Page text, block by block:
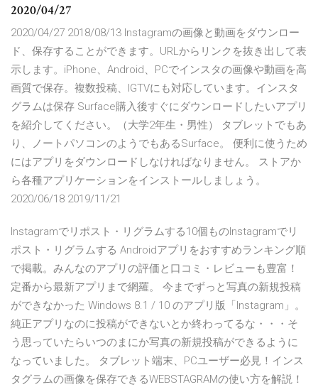
2020/04/27
2020/04/27 2018/08/13 Instagramの画像と動画をダウンロー
ド、保存することができます。URLからリンクを抜き出して表
示します。iPhone、Android、PCでインスタの画像や動画を高
画質で保存。複数投稿、IGTVにも対応しています。インスタ
グラムは保存 Surface購入後すぐにダウンロードしたいアプリ
を紹介してください。（大学2年生・男性） タブレットでもあ
り、ノートパソコンのようでもあるSurface。 便利に使うため
にはアプリをダウンロードしなければなりません。 ストアか
ら各種アプリケーションをインストールしましょう。
2020/06/18 2019/11/21
Instagramでリポスト・リグラムする10個ものInstagramでリ
ポスト・リグラムする Androidアプリをおすすめランキング順
で掲載。みんなのアプリの評価と口コミ・レビューも豊富！
定番から最新アプリまで網羅。 今までずっと写真の新規投稿
ができなかった Windows 8.1 / 10 のアプリ版「Instagram」。
純正アプリなのに投稿ができないとか終わってるな・・・そ
う思っていたらいつのまにか写真の新規投稿ができるように
なっていました。 タブレット端末、PCユーザー必見！インス
タグラムの画像を保存できるWEBSTAGRAMの使い方を解説！